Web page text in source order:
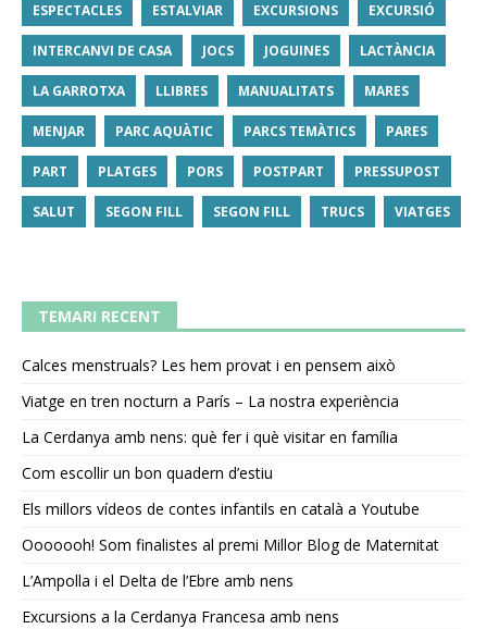
ESPECTACLES ESTALVIAR EXCURSIONS EXCURSIÓ
INTERCANVI DE CASA JOCS JOGUINES LACTÀNCIA
LA GARROTXA LLIBRES MANUALITATS MARES
MENJAR PARC AQUÀTIC PARCS TEMÀTICS PARES
PART PLATGES PORS POSTPART PRESSUPOST
SALUT SEGON FILL SEGON FILL TRUCS VIATGES
TEMARI RECENT
Calces menstruals? Les hem provat i en pensem això
Viatge en tren nocturn a París – La nostra experiència
La Cerdanya amb nens: què fer i què visitar en família
Com escollir un bon quadern d’estiu
Els millors vídeos de contes infantils en català a Youtube
Ooooooh! Som finalistes al premi Millor Blog de Maternitat
L’Ampolla i el Delta de l’Ebre amb nens
Excursions a la Cerdanya Francesa amb nens